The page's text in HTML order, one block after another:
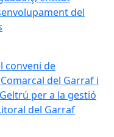
del
conveni de
del Garraf i
per a la gestió
del Garraf